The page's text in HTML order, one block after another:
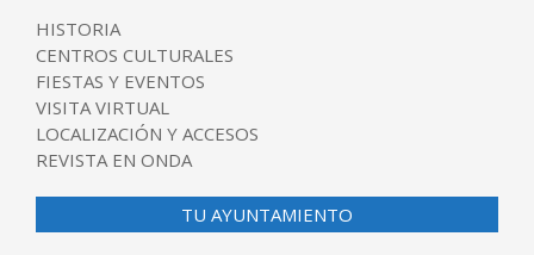
HISTORIA
CENTROS CULTURALES
FIESTAS Y EVENTOS
VISITA VIRTUAL
LOCALIZACIÓN Y ACCESOS
REVISTA EN ONDA
TU AYUNTAMIENTO